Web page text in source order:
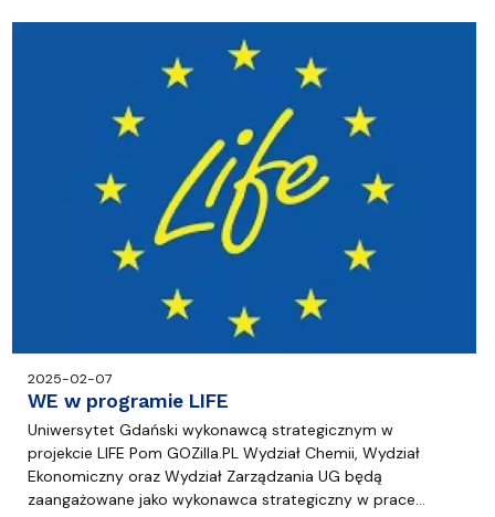
2025-02-07
WE w programie LIFE
Uniwersytet Gdański wykonawcą strategicznym w
projekcie LIFE Pom GOZilla.PL Wydział Chemii, Wydział
Ekonomiczny oraz Wydział Zarządzania UG będą
zaangażowane jako wykonawca strategiczny w prace…